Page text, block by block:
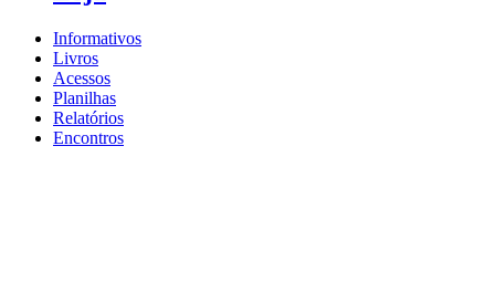
Informativos
Livros
Acessos
Planilhas
Relatórios
Encontros